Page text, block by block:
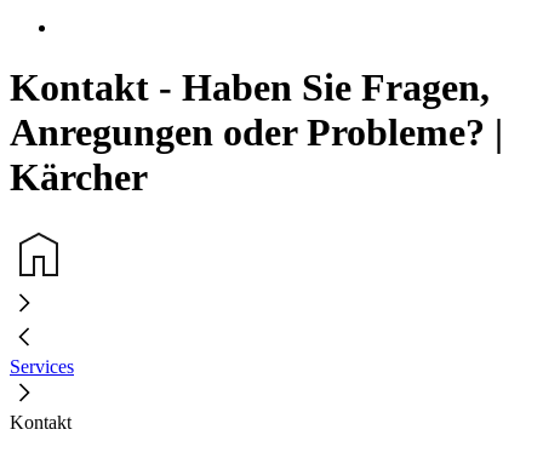
Kontakt - Haben Sie Fragen,
Anregungen oder Probleme? |
Kärcher
Services
Kontakt